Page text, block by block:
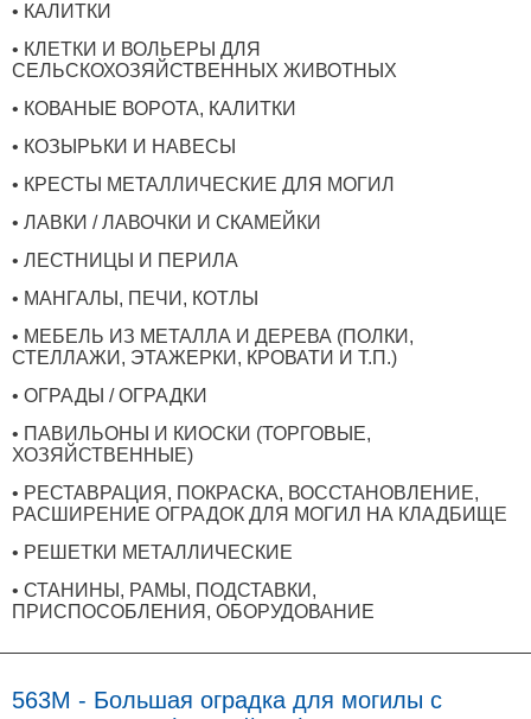
• КАЛИТКИ
• КЛЕТКИ И ВОЛЬЕРЫ ДЛЯ
СЕЛЬСКОХОЗЯЙСТВЕННЫХ ЖИВОТНЫХ
• КОВАНЫЕ ВОРОТА, КАЛИТКИ
• КОЗЫРЬКИ И НАВЕСЫ
• КРЕСТЫ МЕТАЛЛИЧЕСКИЕ ДЛЯ МОГИЛ
• ЛАВКИ / ЛАВОЧКИ И СКАМЕЙКИ
• ЛЕСТНИЦЫ И ПЕРИЛА
• МАНГАЛЫ, ПЕЧИ, КОТЛЫ
• МЕБЕЛЬ ИЗ МЕТАЛЛА И ДЕРЕВА (ПОЛКИ,
СТЕЛЛАЖИ, ЭТАЖЕРКИ, КРОВАТИ И Т.П.)
• ОГРАДЫ / ОГРАДКИ
• ПАВИЛЬОНЫ И КИОСКИ (ТОРГОВЫЕ,
ХОЗЯЙСТВЕННЫЕ)
• РЕСТАВРАЦИЯ, ПОКРАСКА, ВОССТАНОВЛЕНИЕ,
РАСШИРЕНИЕ ОГРАДОК ДЛЯ МОГИЛ НА КЛАДБИЩЕ
• РЕШЕТКИ МЕТАЛЛИЧЕСКИЕ
• СТАНИНЫ, РАМЫ, ПОДСТАВКИ,
ПРИСПОСОБЛЕНИЯ, ОБОРУДОВАНИЕ
563M - Большая оградка для могилы с